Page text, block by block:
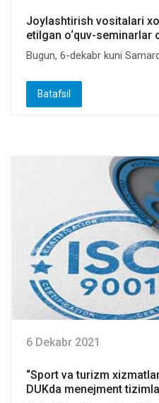
Joylashtirish vositalari
etilgan o‘quv-seminarlar
Bugun, 6-dekabr kuni
Batafsil
6 Dekabr 2021
“Sport va turizm
DUKda menejment